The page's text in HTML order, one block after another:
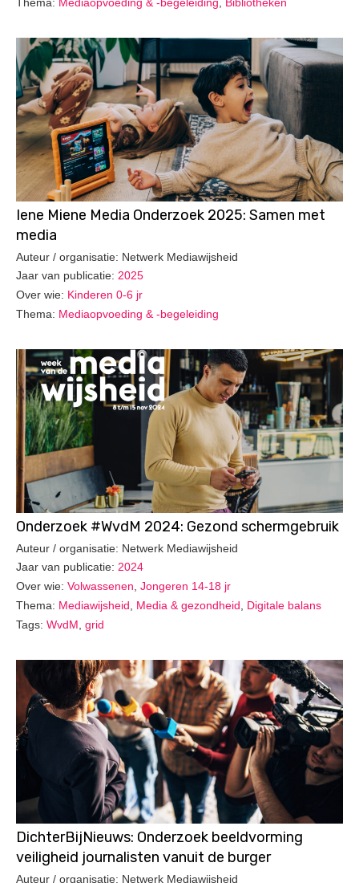
Iene Miene Media Onderzoek 2025: Samen met
media
Auteur / organisatie: Netwerk Mediawijsheid
Jaar van publicatie: 2025
Over wie: Kinderen 0-6 jr
Thema: Mediaopvoeding & -begeleiding
Onderzoek #WvdM 2024: Gezond schermgebruik
Auteur / organisatie: Netwerk Mediawijsheid
Jaar van publicatie: 2024
Over wie: Volwassenen, Jongeren 14-18 jr
Thema: Mediawijsheid, Media & gezondheid, Digitale balans
Tags: WvdM grid
DichterBijNieuws: Onderzoek beeldvorming
veiligheid journalisten vanuit de burger
Auteur / organisatie: Netwerk Mediawijsheid